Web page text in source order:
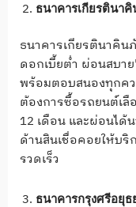
ธนาคารเกียรตินา
ธนาคารเกียรตินาคิน
ดอกเบี้ยตํ่า ผ่อนสบา
พร้อมตอบสนองทุกค
ต้องการซื้อรถยนต์เลื
12 เดือน และผ่อนได้
ด้านสินเชื่อคอยให้บริ
รวดเร็ว
ธนาคารกรุงศรีอยุธ